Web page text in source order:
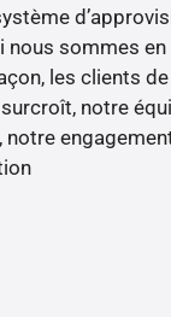
nous sommes
les clients
notre
notre